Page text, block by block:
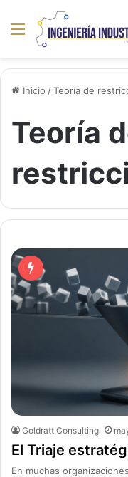
Menú
Inicio /Teoría de
Teoría
Goldratt Consulting
El Triaje
En muchas